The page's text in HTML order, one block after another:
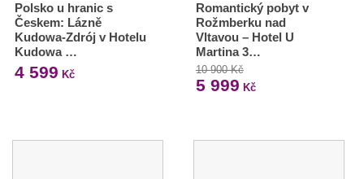
Polsko u hranic s
Českem: Lázně
Kudowa-Zdrój v Hotelu
Kudowa …
4 599 Kč
Romantický pobyt v
Rožmberku nad
Vltavou – Hotel U
Martina 3…
10 900 Kč
5 999 Kč